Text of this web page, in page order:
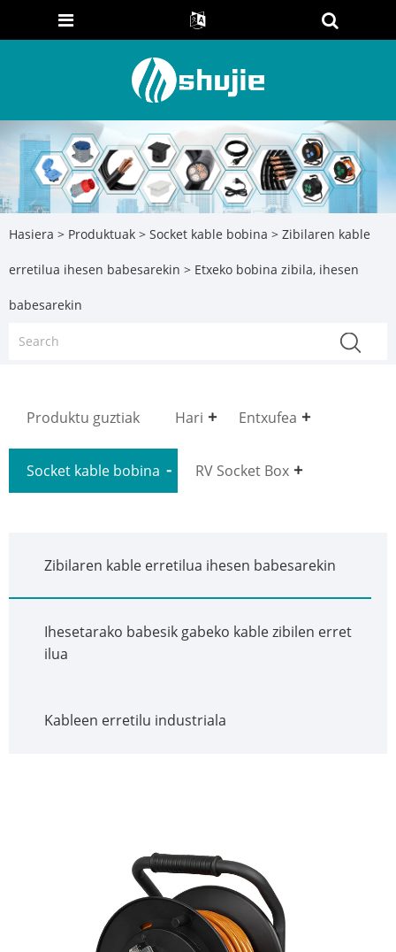
Hasiera > Produktuak > Socket kable bobina > Zibilaren kable
erretilua ihesen babesarekin > Etxeko bobina zibila, ihesen
babesarekin
Produktu guztiak Hari Entxufea
Socket kable bobina RV Socket Box
Zibilaren kable erretilua ihesen babesarekin
Ihesetarako babesik gabeko kable zibilen erret
ilua
Kableen erretilu industriala